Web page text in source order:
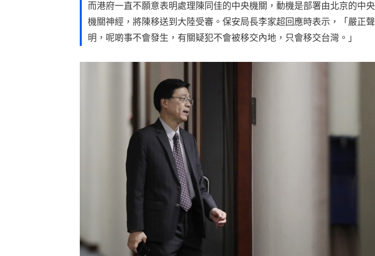
而港府一直不願意表明處理陳同佳的中央機關，動機是部署由北京的中央
機關神經，將陳移送到大陸受審。保安局長李家超回應時表示，「嚴正聲
明，呢啲事不會發生，有關疑犯不會被移交內地，只會移交台灣。」